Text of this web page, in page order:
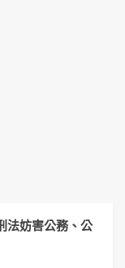
法妨害公務、公